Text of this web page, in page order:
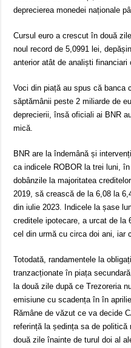
deprecierea monedei naționale
Cursul euro a crescut în două
noul record de 5,0991 lei,
anterior atât de analiști financiari
Voci din piață au spus că banca
săptămânii peste 2 miliarde de
deprecierii, însă oficiali ai BNR
mică.
BNR are la îndemână și
ca indicele ROBOR la trei luni,
dobânzile la majoritatea
2019, să crească de la 6,08 la
din iulie 2023. Indicele la șase
creditele ipotecare, a urcat de la
cel din urmă cu circa doi ani, iar
Totodată, randamentele la
tranzacționate în piața
la două zile după ce Trezoreria
emisiune cu scadența în în
Rămâne de văzut ce va decide
referință la ședința sa de
două zile înainte de turul doi al